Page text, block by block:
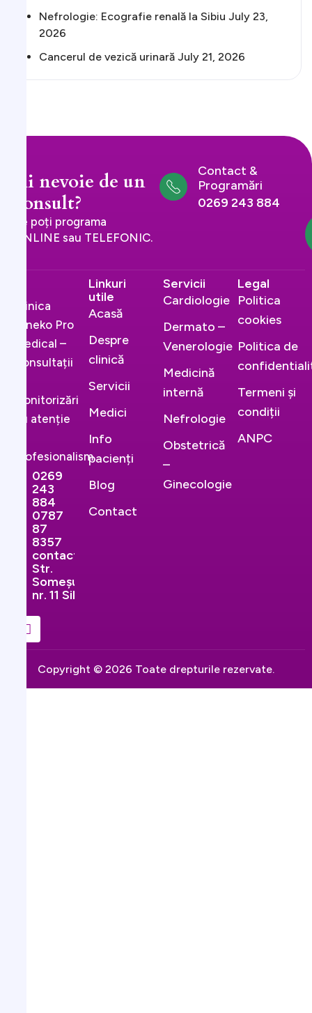
Nefrologie: Ecografie renală la Sibiu July 23,
2026
Cancerul de vezică urinară July 21, 2026
Ai nevoie de un
consult?
Te poți programa
ONLINE sau TELEFONIC.
Contact &
Programări
0269 243 884
Clinica
Gineko Pro
Medical –
Consultații
monitorizări
cu atenție
profesionalism.
0269
243
884
0787
87
8357
contact@ginekopromedical.ro
Str.
Someșului,
nr. 11 Sibiu
Linkuri
utile
Acasă
Despre
clinică
Servicii
Medici
Info
pacienți
Blog
Contact
Servicii
Cardiologie
Dermato –
Venerologie
Medicină
internă
Nefrologie
Obstetrică
–
Ginecologie
Legal
Politica
cookies
Politica de
Termeni și
condiții
ANPC
Copyright © 2026 Toate drepturile rezervate.